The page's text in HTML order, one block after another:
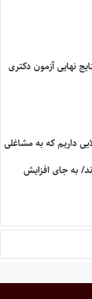
نهایی آزمون دکتری
داریم که به مشاغلی
به جای افزایش